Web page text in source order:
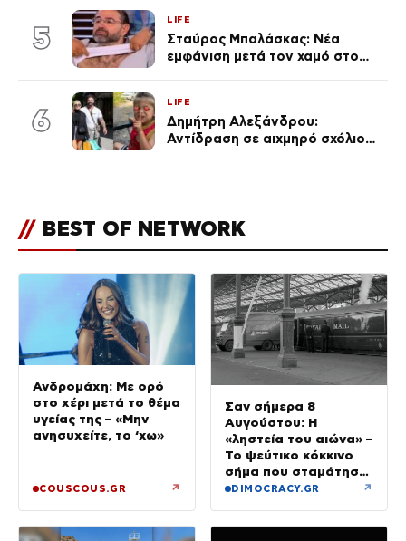
5
LIFE
Σταύρος Μπαλάσκας: Νέα
εμφάνιση μετά τον χαμό στο
6
LIFE
Δημήτρη Αλεξάνδρου:
Αντίδραση σε αιχμηρό σχόλιο
// BEST OF NETWORK
Ανδρομάχη: Με ορό
στο χέρι μετά το θέμα
υγείας της – «Μην
ανησυχείτε, το ‘χω»
COUSCOUS.GR ↗
Σαν σήμερα 8
Αυγούστου: Η
«ληστεία του αιώνα» –
Το ψεύτικο κόκκινο
σήμα που σταμάτησε
τρένο με 2,6 εκατ.
DIMOCRACY.GR ↗